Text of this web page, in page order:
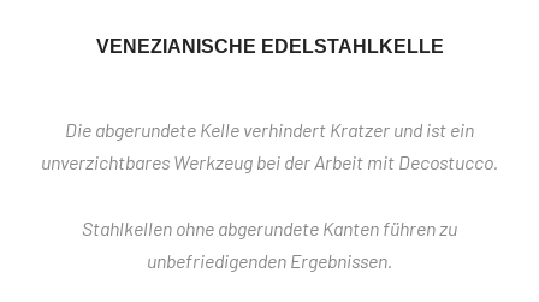
VENEZIANISCHE EDELSTAHLKELLE
Die abgerundete Kelle verhindert Kratzer und ist ein
unverzichtbares Werkzeug bei der Arbeit mit Decostucco.
Stahlkellen ohne abgerundete Kanten führen zu
unbefriedigenden Ergebnissen.